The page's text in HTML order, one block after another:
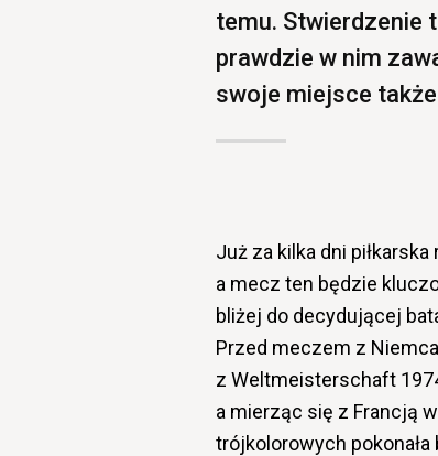
temu. Stwierdzenie
prawdzie w nim
swoje miejsce
Już za kilka dni
a mecz ten będzie
bliżej do decydującej
Przed meczem z
z Weltmeisterschaft
a mierząc się z Francją
trójkolorowych